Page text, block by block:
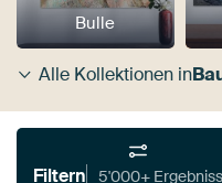
Bulle
Alle Kollektionen in
Filtern 5'000+